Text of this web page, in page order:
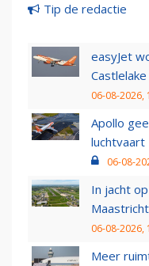
Tip de redactie
easyJet
06-08-2026,
Apollo
luchtvaart
06-08-
In jacht
06-08-2026,
Meer